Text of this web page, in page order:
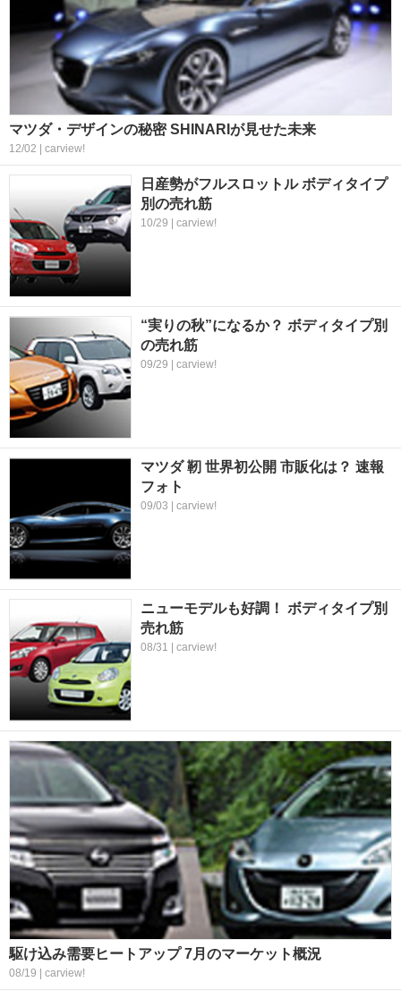
マツダ・デザインの秘密 SHINARIが見せた未来
12/02 | carview!
日産勢がフルスロットル ボディタイプ
別の売れ筋
10/29 | carview!
“実りの秋”になるか？ ボディタイプ別
の売れ筋
09/29 | carview!
マツダ 靭 世界初公開 市販化は？ 速報
フォト
09/03 | carview!
ニューモデルも好調！ ボディタイプ別
売れ筋
08/31 | carview!
駆け込み需要ヒートアップ 7月のマーケット概況
08/19 | carview!